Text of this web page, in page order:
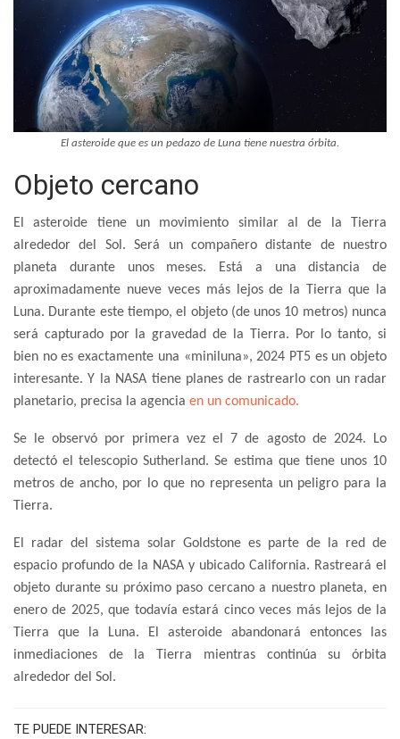
El asteroide que es un pedazo de Luna tiene nuestra órbita.
Objeto cercano
El asteroide tiene un movimiento similar al de la Tierra
alrededor del Sol. Será un compañero distante de nuestro
planeta durante unos meses. Está a una distancia de
aproximadamente nueve veces más lejos de la Tierra que la
Luna. Durante este tiempo, el objeto (de unos 10 metros) nunca
será capturado por la gravedad de la Tierra. Por lo tanto, si
bien no es exactamente una «miniluna», 2024 PT5 es un objeto
interesante. Y la NASA tiene planes de rastrearlo con un radar
planetario, precisa la agencia en un comunicado.
Se le observó por primera vez el 7 de agosto de 2024. Lo
detectó el telescopio Sutherland. Se estima que tiene unos 10
metros de ancho, por lo que no representa un peligro para la
Tierra.
El radar del sistema solar Goldstone es parte de la red de
espacio profundo de la NASA y ubicado California. Rastreará el
objeto durante su próximo paso cercano a nuestro planeta, en
enero de 2025, que todavía estará cinco veces más lejos de la
Tierra que la Luna. El asteroide abandonará entonces las
inmediaciones de la Tierra mientras continúa su órbita
alrededor del Sol.
TE PUEDE INTERESAR: